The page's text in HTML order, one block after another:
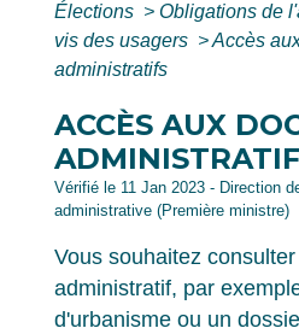
Élections > Obligations de
vis des usagers >Accès
administratifs
ACCÈS AUX
Vérifié le 11 Jan 2023 - Direction
administrative (Première ministre)
Vous souhaitez
administratif, par
d'urbanisme ou un